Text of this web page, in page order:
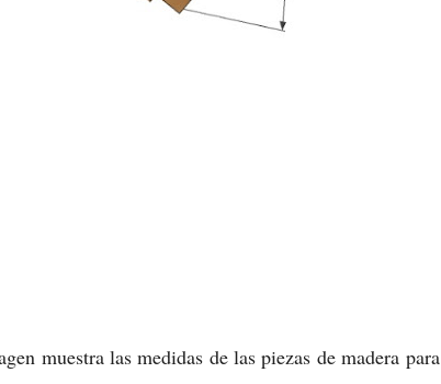
muestra las medidas de las piezas de madera para